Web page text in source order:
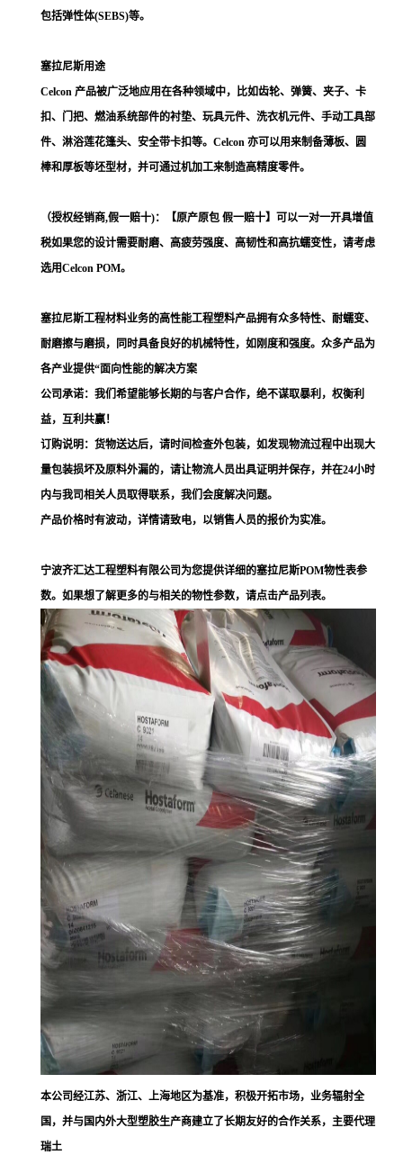
包括弹性体(SEBS)等。
塞拉尼斯用途
Celcon 产品被广泛地应用在各种领域中，比如齿轮、弹簧、夹子、卡
扣、门把、燃油系统部件的衬垫、玩具元件、洗衣机元件、手动工具部
件、淋浴莲花篷头、安全带卡扣等。Celcon 亦可以用来制备薄板、圆
棒和厚板等坯型材，并可通过机加工来制造高精度零件。
（授权经销商,假一赔十)：【原产原包 假一赔十】可以一对一开具增值
税如果您的设计需要耐磨、高疲劳强度、高韧性和高抗蠕变性，请考虑
选用Celcon POM。
塞拉尼斯工程材料业务的高性能工程塑料产品拥有众多特性、耐蠕变、
耐磨擦与磨损，同时具备良好的机械特性，如刚度和强度。众多产品为
各产业提供“面向性能的解决方案
公司承诺：我们希望能够长期的与客户合作，绝不谋取暴利，权衡利
益，互利共赢！
订购说明：货物送达后，请时间检查外包装，如发现物流过程中出现大
量包装损坏及原料外漏的，请让物流人员出具证明并保存，并在24小时
内与我司相关人员取得联系，我们会度解决问题。
产品价格时有波动，详情请致电，以销售人员的报价为实准。
宁波齐汇达工程塑料有限公司为您提供详细的塞拉尼斯POM物性表参
数。如果想了解更多的与相关的物性参数，请点击产品列表。
本公司经江苏、浙江、上海地区为基准，积极开拓市场，业务辐射全
国，并与国内外大型塑胶生产商建立了长期友好的合作关系，主要代理
瑞土